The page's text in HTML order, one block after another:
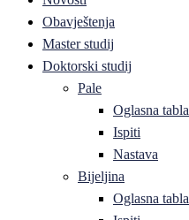
Obavještenja
Master studij
Doktorski studij
Pale
Oglasna tabla
Ispiti
Nastava
Bijeljina
Oglasna tabla